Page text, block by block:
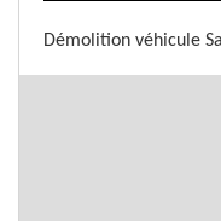
Démolition véhicule